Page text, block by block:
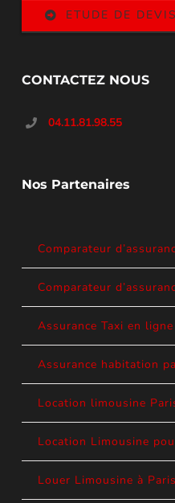
ETUDE DE
CONTACTEZ NOUS
04.11.81.98.55
Nos Partenaires
Comparateur
Comparateur
Assurance Taxi en ligne
Assurance habitation
Location limousine
Location Limousine
Louer Limousine à Paris